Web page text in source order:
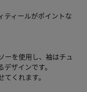
ティールがポイントな
ーを使用し、袖はチュ
ザインです。
くれます。